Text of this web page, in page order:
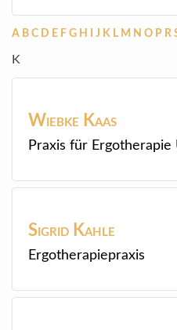
A B C D E F G H J K L M N O P R
K
Wiebke Kaas
Praxis für Ergotherapie
Sigrid Kahle
Ergotherapiepraxis